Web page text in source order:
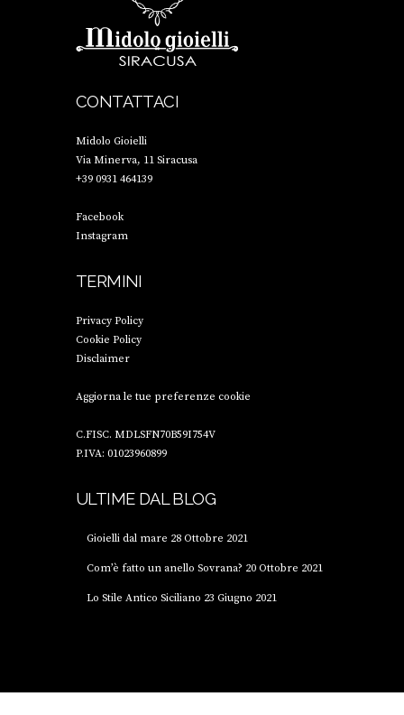
CONTATTACI
Midolo Gioielli
Via Minerva, 11 Siracusa
+39 0931 464139
Facebook
Instagram
TERMINI
Privacy Policy
Cookie Policy
Disclaimer
Aggiorna le tue preferenze cookie
C.FISC. MDLSFN70B59I754V
P.IVA: 01023960899
ULTIME DAL BLOG
Gioielli dal mare 28 Ottobre 2021
Com’è fatto un anello Sovrana? 20 Ottobre 2021
Lo Stile Antico Siciliano 23 Giugno 2021